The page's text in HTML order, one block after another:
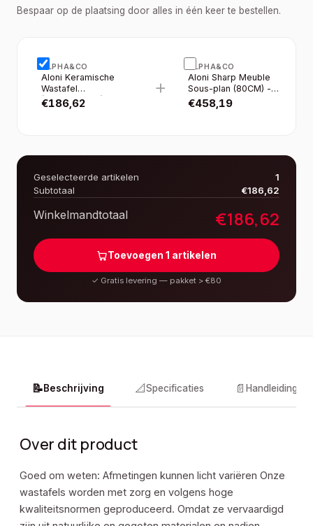
Bespaar op de plaatsing door alles in één keer te bestellen.
ALPHA&CO
Aloni Keramische
Wastafel
(80×48×10CM) - Wit
€186,62
+
ALPHA&CO
Aloni Sharp Meuble
Sous-plan (80CM) -
Noisette
€458,19
Geselecteerde artikelen
1
Subtotaal
€186,62
Winkelmandtotaal €186,62
Toevoegen 1 artikelen
✓ Gratis levering — pakket > €80
📝Beschrijving 📐Specificaties 📄 Handleidingen
Over dit product
Goed om weten: Afmetingen kunnen licht variëren Onze
wastafels worden met zorg en volgens hoge
kwaliteitsnormen geproduceerd. Omdat ze vervaardigd